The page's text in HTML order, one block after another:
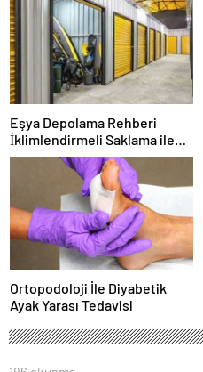
Eşya Depolama Rehberi
İklimlendirmeli Saklama ile
Güvenli Kullanım
Ortopodoloji İle Diyabetik
Ayak Yarası Tedavisi